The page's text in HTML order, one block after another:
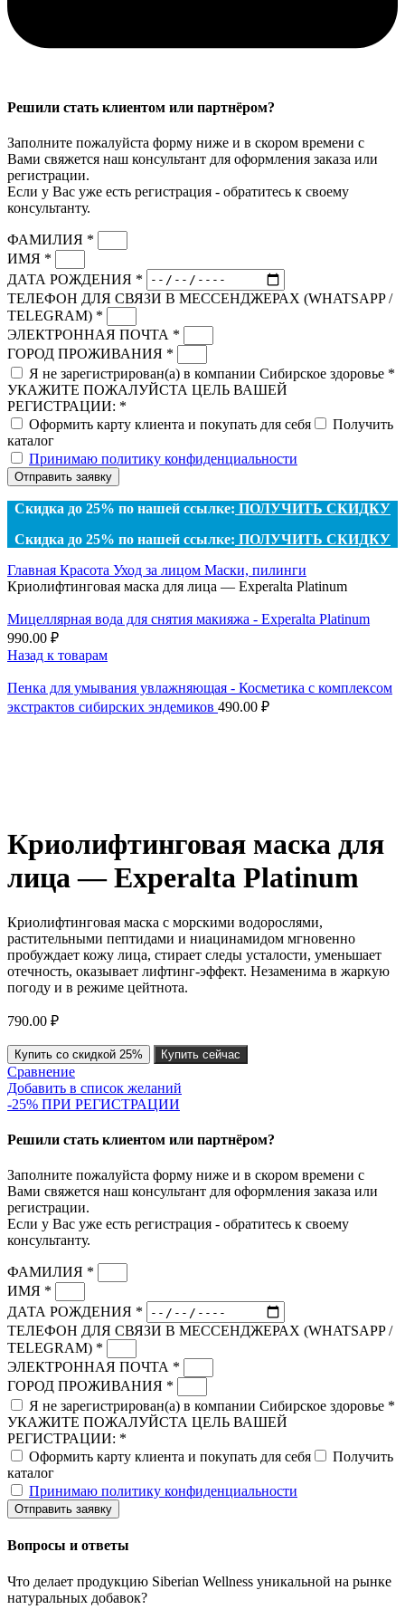
Решили стать клиентом или партнёром?
Заполните пожалуйста форму ниже и в скором времени с
Вами свяжется наш консультант для оформления заказа или
регистрации.
Если у Вас уже есть регистрация - обратитесь к своему
консультанту.
ФАМИЛИЯ *
ИМЯ *
ДАТА РОЖДЕНИЯ *
ТЕЛЕФОН ДЛЯ СВЯЗИ В МЕССЕНДЖЕРАХ (WHATSAPP /
TELEGRAM) *
ЭЛЕКТРОННАЯ ПОЧТА *
ГОРОД ПРОЖИВАНИЯ *
Я не зарегистрирован(а) в компании Сибирское здоровье *
УКАЖИТЕ ПОЖАЛУЙСТА ЦЕЛЬ ВАШЕЙ
РЕГИСТРАЦИИ: *
Оформить карту клиента и покупать для себя
Получить
каталог
Принимаю политику конфиденциальности
Отправить заявку
Скидка до 25% по нашей ссылке: ПОЛУЧИТЬ СКИДКУ
Скидка до 25% по нашей ссылке: ПОЛУЧИТЬ СКИДКУ
Главная Красота Уход за лицом Маски, пилинги
Криолифтинговая маска для лица — Experalta Platinum
Мицеллярная вода для снятия макияжа - Experalta Platinum
990.00 ₽
Назад к товарам
Пенка для умывания увлажняющая - Косметика с комплексом
экстрактов сибирских эндемиков 490.00 ₽
Криолифтинговая маска для
лица — Experalta Platinum
Криолифтинговая маска с морскими водорослями,
растительными пептидами и ниацинамидом мгновенно
пробуждает кожу лица, стирает следы усталости, уменьшает
отечность, оказывает лифтинг-эффект. Незаменима в жаркую
погоду и в режиме цейтнота.
790.00 ₽
Купить со скидкой 25% Купить сейчас
Сравнение
Добавить в список желаний
-25% ПРИ РЕГИСТРАЦИИ
Решили стать клиентом или партнёром?
Заполните пожалуйста форму ниже и в скором времени с
Вами свяжется наш консультант для оформления заказа или
регистрации.
Если у Вас уже есть регистрация - обратитесь к своему
консультанту.
ФАМИЛИЯ *
ИМЯ *
ДАТА РОЖДЕНИЯ *
ТЕЛЕФОН ДЛЯ СВЯЗИ В МЕССЕНДЖЕРАХ (WHATSAPP /
TELEGRAM) *
ЭЛЕКТРОННАЯ ПОЧТА *
ГОРОД ПРОЖИВАНИЯ *
Я не зарегистрирован(а) в компании Сибирское здоровье *
УКАЖИТЕ ПОЖАЛУЙСТА ЦЕЛЬ ВАШЕЙ
РЕГИСТРАЦИИ: *
Оформить карту клиента и покупать для себя
Получить
каталог
Принимаю политику конфиденциальности
Отправить заявку
Вопросы и ответы
Что делает продукцию Siberian Wellness уникальной на рынке
натуральных добавок?